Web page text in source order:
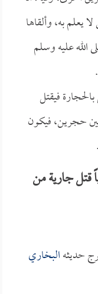
يعلم به، وألقاها
الله عليه وسلم
فيقتل
حجرين، فيكون
جارية من
حديثهالبخاري